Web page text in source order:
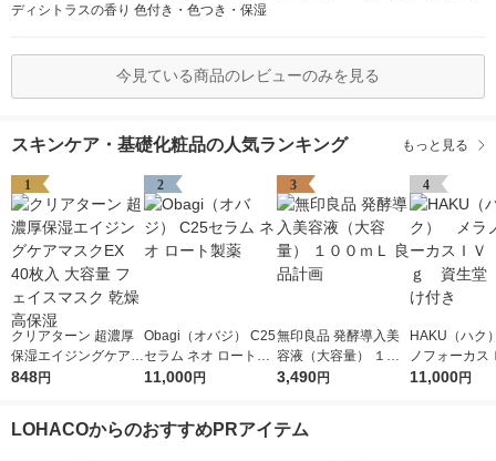
ディシトラスの香り 色付き・色つき・保湿
今見ている商品のレビューのみを見る
スキンケア・基礎化粧品の人気ランキング もっと見る
1
クリアターン 超濃厚
保湿エイジングケアマ
スクEX 40枚入 大容量
848円
2
Obagi（オバジ） C25
セラム ネオ ロート製
薬
11,000円
3
無印良品 発酵導入美
容液（大容量） １０
０ｍＬ 良品計画
3,490円
4
HAKU（ハ
ノフォーカ
5ｇ 資生堂
11,000円
LOHACOからのおすすめPRアイテム